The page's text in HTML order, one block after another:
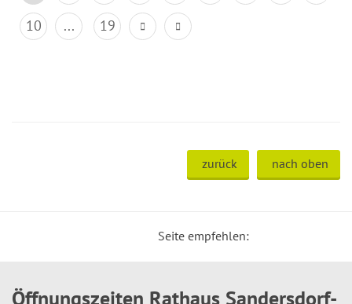
10
... 19
zurück nach oben
Seite empfehlen:
Öffnungszeiten Rathaus Sandersdorf-